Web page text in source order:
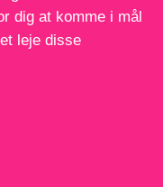
dig at komme i mål
leje disse